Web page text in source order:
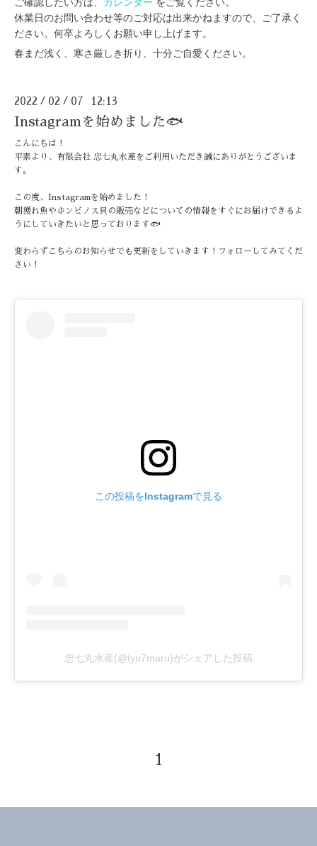
ご確認したい方は、 カレンダー をご覧ください。
休業日のお問い合わせ等のご対応は出来かねますので、ご了承く
ださい。何卒よろしくお願い申し上げます。
春まだ浅く、寒さ厳しき折り、十分ご自愛ください。
2022 / 02 / 07 12:13
Instagramを始めました🐟
こんにちは！
平素より、有限会社 忠七丸水産をご利用いただき誠にありがとうございま
す。
この度、Instagramを始めました！
朝獲れ魚やホンビノス貝の販売などについての情報をすぐにお届けできるよ
うにしていきたいと思っております🐟
変わらずこちらのお知らせでも更新をしていきます！フォローしてみてくだ
さい！
この投稿をInstagramで見る
忠七丸水産(@tyu7maru)がシェアした投稿
1